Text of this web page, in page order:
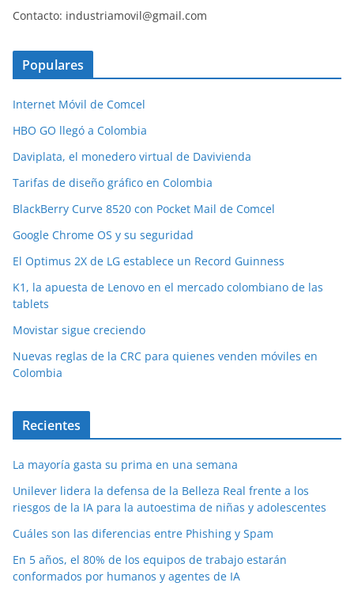
Contacto: industriamovil@gmail.com
Populares
Internet Móvil de Comcel
HBO GO llegó a Colombia
Daviplata, el monedero virtual de Davivienda
Tarifas de diseño gráfico en Colombia
BlackBerry Curve 8520 con Pocket Mail de Comcel
Google Chrome OS y su seguridad
El Optimus 2X de LG establece un Record Guinness
K1, la apuesta de Lenovo en el mercado colombiano de las
tablets
Movistar sigue creciendo
Nuevas reglas de la CRC para quienes venden móviles en
Colombia
Recientes
La mayoría gasta su prima en una semana
Unilever lidera la defensa de la Belleza Real frente a los
riesgos de la IA para la autoestima de niñas y adolescentes
Cuáles son las diferencias entre Phishing y Spam
En 5 años, el 80% de los equipos de trabajo estarán
conformados por humanos y agentes de IA